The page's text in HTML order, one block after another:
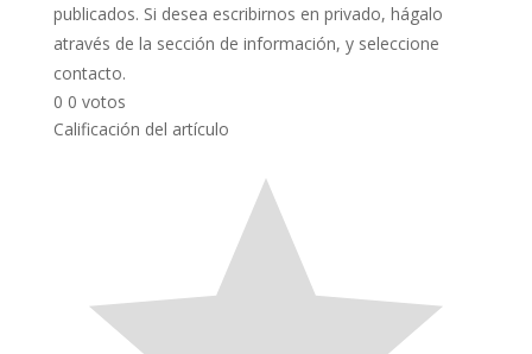
publicados. Si desea escribirnos en privado, hágalo
através de la sección de información, y seleccione
contacto.
0 0 votos
Calificación del artículo